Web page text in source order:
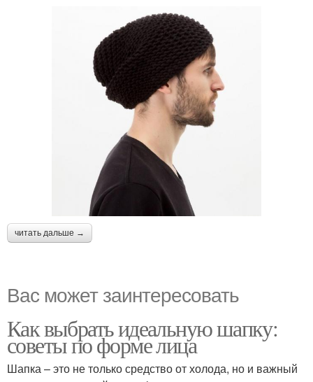
читать дальше →
Вас может заинтересовать
Как выбрать идеальную шапку:
советы по форме лица
Шапка – это не только средство от холода, но и важный